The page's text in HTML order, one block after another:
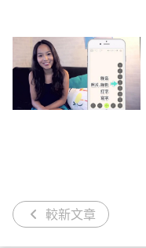
較新文章